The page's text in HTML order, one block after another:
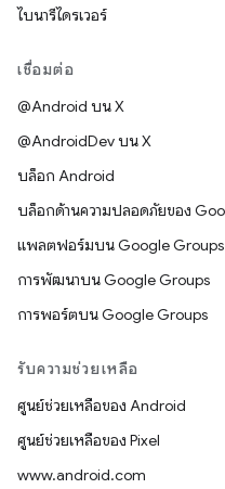
ไบนารีไดรเวอร์
เชื่อมต่อ
@Android บน X
@AndroidDev บน X
บล็อก Android
บล็อกด้านความปลอดภัยของ
แพลตฟอร์มบน Google Groups
การพัฒนาบน Google Groups
การพอร์ตบน Google Groups
รับความช่วยเหลือ
ศูนย์ช่วยเหลือของ Android
ศูนย์ช่วยเหลือของ Pixel
www.android.com